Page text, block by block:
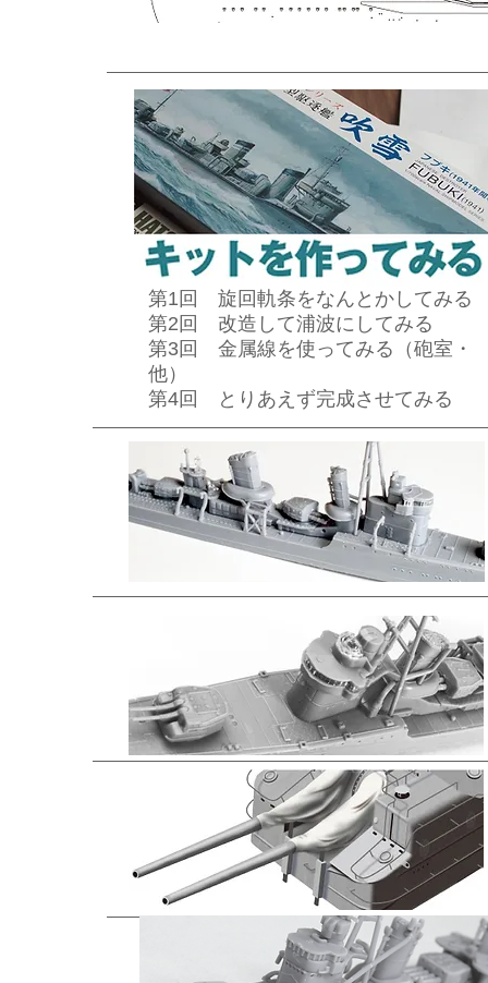
第1回 旋回軌条をなんとかしてみる
第2回 改造して浦波にしてみる
第3回 金属線を使ってみる（砲室・
他）
第4回 とりあえず完成させてみる